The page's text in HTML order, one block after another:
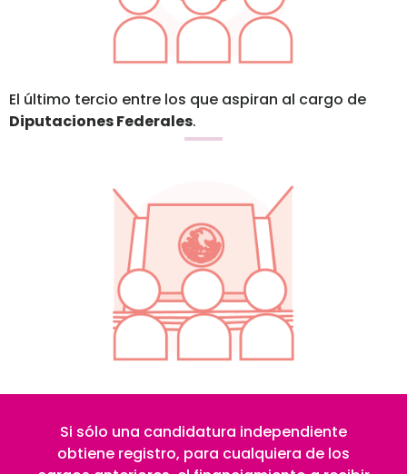
El último tercio entre los que aspiran al cargo de
Diputaciones Federales.
Si sólo una candidatura independiente
obtiene registro, para cualquiera de los